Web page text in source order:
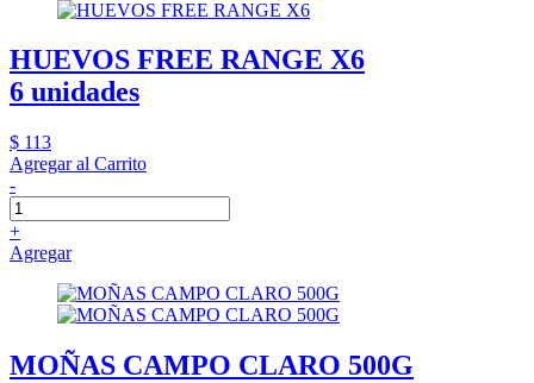
HUEVOS FREE RANGE X6
6 unidades
$ 113
Agregar al Carrito
-
+
Agregar
MOÑAS CAMPO CLARO 500G